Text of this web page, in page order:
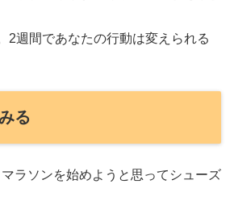
2週間であなたの行動は変えられる
る
ラソンを始めようと思ってシューズ